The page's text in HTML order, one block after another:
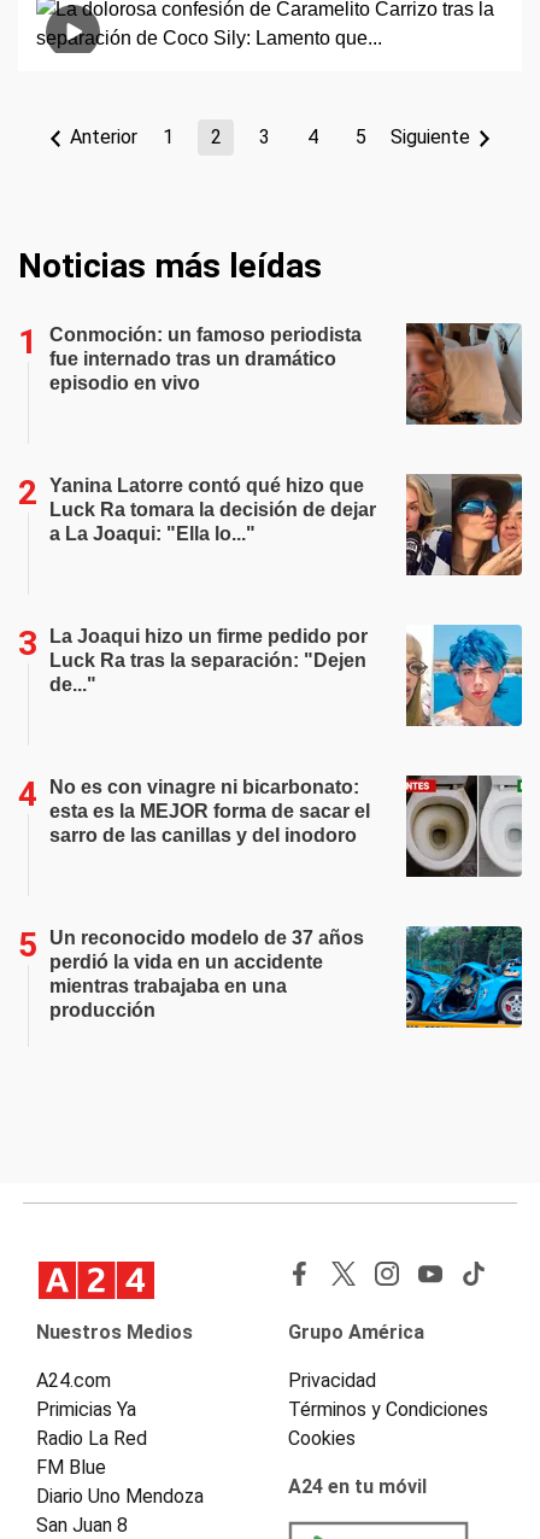
Anterior 1 2 3 4 5 Siguiente
Noticias más leídas
Conmoción: un famoso periodista
fue internado tras un dramático
episodio en vivo
Yanina Latorre contó qué hizo que
Luck Ra tomara la decisión de dejar
a La Joaqui: "Ella lo..."
La Joaqui hizo un firme pedido por
Luck Ra tras la separación: "Dejen
de..."
No es con vinagre ni bicarbonato:
esta es la MEJOR forma de sacar el
sarro de las canillas y del inodoro
Un reconocido modelo de 37 años
perdió la vida en un accidente
mientras trabajaba en una
producción
Nuestros Medios
A24.com
Primicias Ya
Radio La Red
FM Blue
Diario Uno Mendoza
San Juan 8
Grupo América
Privacidad
Términos y Condiciones
Cookies
A24 en tu móvil